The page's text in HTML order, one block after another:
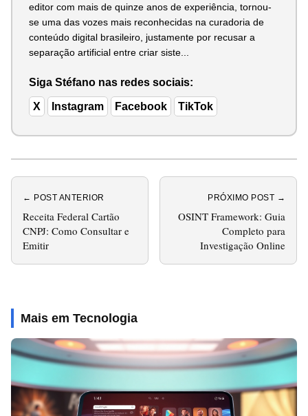
editor com mais de quinze anos de experiência, tornou-
se uma das vozes mais reconhecidas na curadoria de
conteúdo digital brasileiro, justamente por recusar a
separação artificial entre criar siste...
Siga Stéfano nas redes sociais:
X Instagram Facebook TikTok
← POST ANTERIOR
Receita Federal Cartão
CNPJ: Como Consultar e
Emitir
PRÓXIMO POST →
OSINT Framework: Guia
Completo para
Investigação Online
Mais em Tecnologia